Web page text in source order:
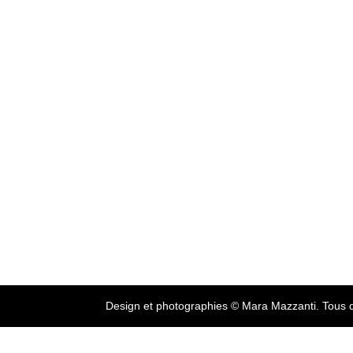
Design et photographies © Mara Mazzanti. Tous